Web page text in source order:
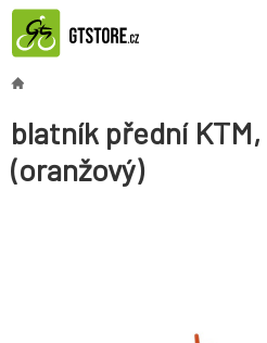
blatník přední KTM,
(oranžový)